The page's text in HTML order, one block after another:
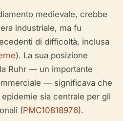
medievale, crebbe
industriale, ma fu
di difficoltà, inclusa
). La sua posizione
Ruhr — un importante
— significava che
sia centrale per gli
(PMC10818976).